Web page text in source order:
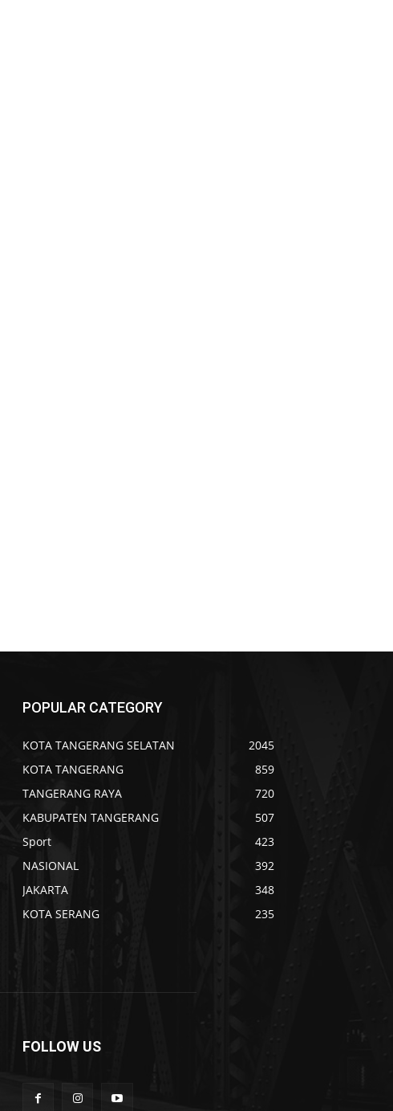
POPULAR CATEGORY
KOTA TANGERANG SELATAN
2045
KOTA TANGERANG
859
TANGERANG RAYA
720
KABUPATEN TANGERANG
507
Sport
423
NASIONAL
392
JAKARTA
348
KOTA SERANG
235
FOLLOW US